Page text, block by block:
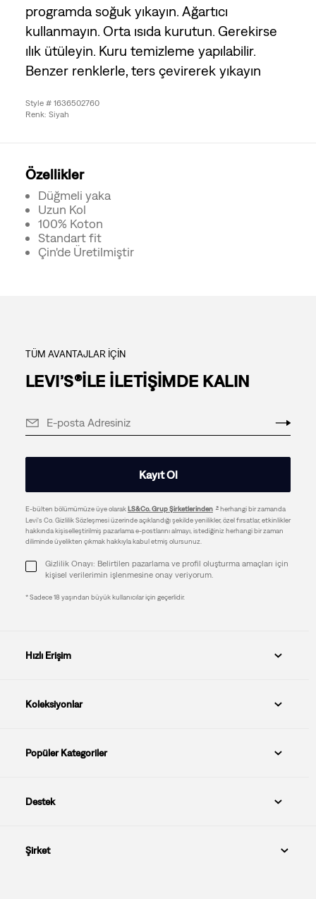
programda soğuk yıkayın. Ağartıcı
kullanmayın. Orta ısıda kurutun. Gerekirse
ılık ütüleyin. Kuru temizleme yapılabilir.
Benzer renklerle, ters çevirerek yıkayın
Style # 1636502760
Renk: Siyah
Özellikler
Düğmeli yaka
Uzun Kol
100% Koton
Standart fit
Çin'de Üretilmiştir
TÜM AVANTAJLAR İÇİN
LEVI’S®İLE İLETİŞİMDE KALIN
Kayıt Ol
E-bülten bölümümüze üye olarakLS&Co. Grup Şirketlerinden
herhangi bir zamanda
Levi's Co. Gizlilik Sözleşmesi üzerinde açıklandığı şekilde yenilikler, özel fırsatlar, etkinlikler
hakkında kişiselleştirilmiş pazarlama e-postlarını almayı, istediğiniz herhangi bir zaman
diliminde üyelikten çıkmak hakkıyla kabul etmiş olursunuz.
Gizlilik Onayı: Belirtilen pazarlama ve profil oluşturma amaçları için
kişisel verilerimin işlenmesine onay veriyorum.
* Sadece 18 yaşından büyük kullanıcılar için geçerlidir.
Hızlı Erişim
Koleksiyonlar
Popüler Kategoriler
Destek
Şirket